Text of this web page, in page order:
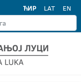
ЋИР LAT EN